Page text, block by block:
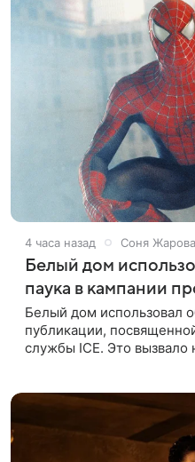
4 часа назад Соня Жарова
Белый дом
паука в кампании
Белый дом использовал
публикации,
службы ICE. Это вызвало